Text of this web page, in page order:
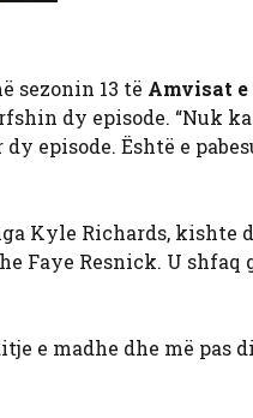
sezonin 13 të Amvisat
dy episode. “Nuk
episode. Është e
Kyle Richards, kishte
Faye Resnick. U shfaq
e madhe dhe më pas